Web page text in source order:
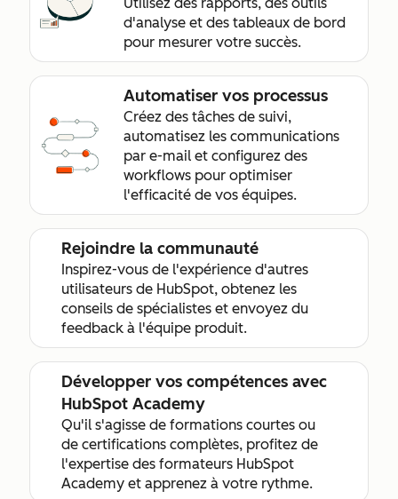
d'analyse et des tableaux de bord
pour mesurer votre succès.
Automatiser vos processus
Créez des tâches de suivi,
automatisez les communications
par e-mail et configurez des
workflows pour optimiser
l'efficacité de vos équipes.
Rejoindre la communauté
Inspirez-vous de l'expérience d'autres
utilisateurs de HubSpot, obtenez les
conseils de spécialistes et envoyez du
feedback à l'équipe produit.
Développer vos compétences avec
HubSpot Academy
Qu'il s'agisse de formations courtes ou
de certifications complètes, profitez de
l'expertise des formateurs HubSpot
Academy et apprenez à votre rythme.